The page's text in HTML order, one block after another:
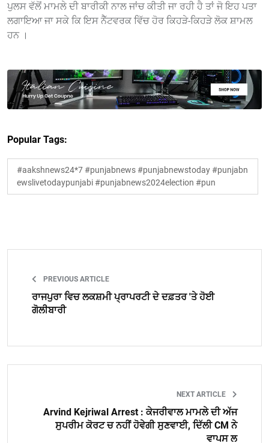
ਪੁਲਸ ਵੱਲੋਂ ਮਾਮਲੇ ਦੀ ਬਾਰੀਕੀ ਨਾਲ ਜਾਂਚ ਕੀਤੀ ਜਾ ਰਹੀ ਹੈ ਤਾਂ ਜੋ ਇਹ ਪਤਾ
ਲਗਾਇਆ ਜਾ ਸਕੇ ਕਿ ਇਸ ਨੈੱਟਵਰਕ ਵਿੱਚ ਹੋਰ ਕਿਹੜੇ-ਕਿਹੜੇ ਲੋਕ ਸ਼ਾਮਲ
ਹਨ ।
Popular Tags:
#aakshnews24*7 #punjabnews #punjabnewstoday #punjabn
ewslivetodaypunjabi #punjabnews2024election #pun
PREVIOUS ARTICLE
ਰਾਜਪੁਰਾ ਵਿਚ ਲਕਸ਼ਮੀ ਪ੍ਰਾਪਰਟੀ ਦੇ ਦਫ਼ਤਰ 'ਤੇ ਹੋਈ
ਗੋਲੀਬਾਰੀ
NEXT ARTICLE
Arvind Kejriwal Arrest : ਕੇਜਰੀਵਾਲ ਮਾਮਲੇ ਦੀ ਅੱਜ
ਸੁਪਰੀਮ ਕੋਰਟ ਚ ਨਹੀਂ ਹੋਵੇਗੀ ਸੁਣਵਾਈ, ਦਿੱਲੀ CM ਨੇ
ਵਾਪਸ ਲ